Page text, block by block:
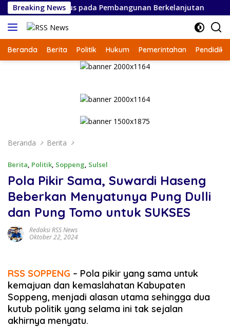
Langsung
ke
konten
Breaking News
2027, Fokus pada Pembangunan Berkelanjutan
Beranda Berita Politik Hukum Pemerintahan
Beranda Berita
Berita, Politik, Soppeng, Sulsel
Pola Pikir Sama, Suwardi Haseng
Beberkan Menyatunya Pung Dulli
dan Pung Tomo untuk SUKSES
Redaksi RSS News
Oktober 22, 2024
RSS SOPPENG – Pola pikir yang sama untuk
kemajuan dan kemaslahatan Kabupaten
Soppeng, menjadi alasan utama sehingga dua
kutub politik yang selama ini tak sejalan
akhirnya menyatu.